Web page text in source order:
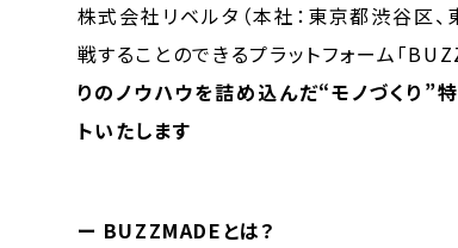
株式会社リベルタ（本社：東京都渋谷区
戦することのできるプラットフォーム「
りのノウハウを詰め込んだ“モノづくり”
トいたします
ー BUZZMADEとは？